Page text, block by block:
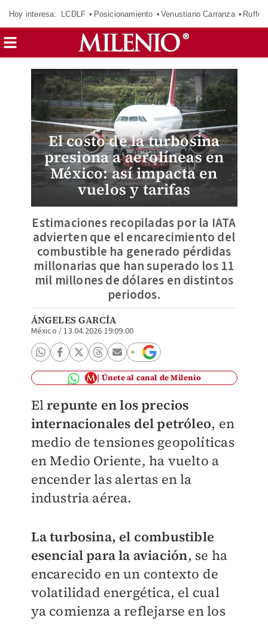
Hoy interesa: LCDLF Posicionamiento Venustiano Carranza Ruffo
El costo de la turbosina
presiona a aerolíneas en
México: así impacta en
vuelos y tarifas
Estimaciones recopiladas por la IATA
advierten que el encarecimiento del
combustible ha generado pérdidas
millonarias que han superado los 11
mil millones de dólares en distintos
periodos.
ÁNGELES GARCÍA
México /13.04.2026 19:09:00
Únete al canal de Milenio
Elrepunte en los precios
internacionales del petróleo, en
medio de tensiones geopolíticas
en Medio Oriente, ha vuelto a
encender las alertas en la
industria aérea.
La turbosina, el combustible
esencial para la aviación, se ha
encarecido en un contexto de
volatilidad energética, el cual
ya comienza a reflejarse en los